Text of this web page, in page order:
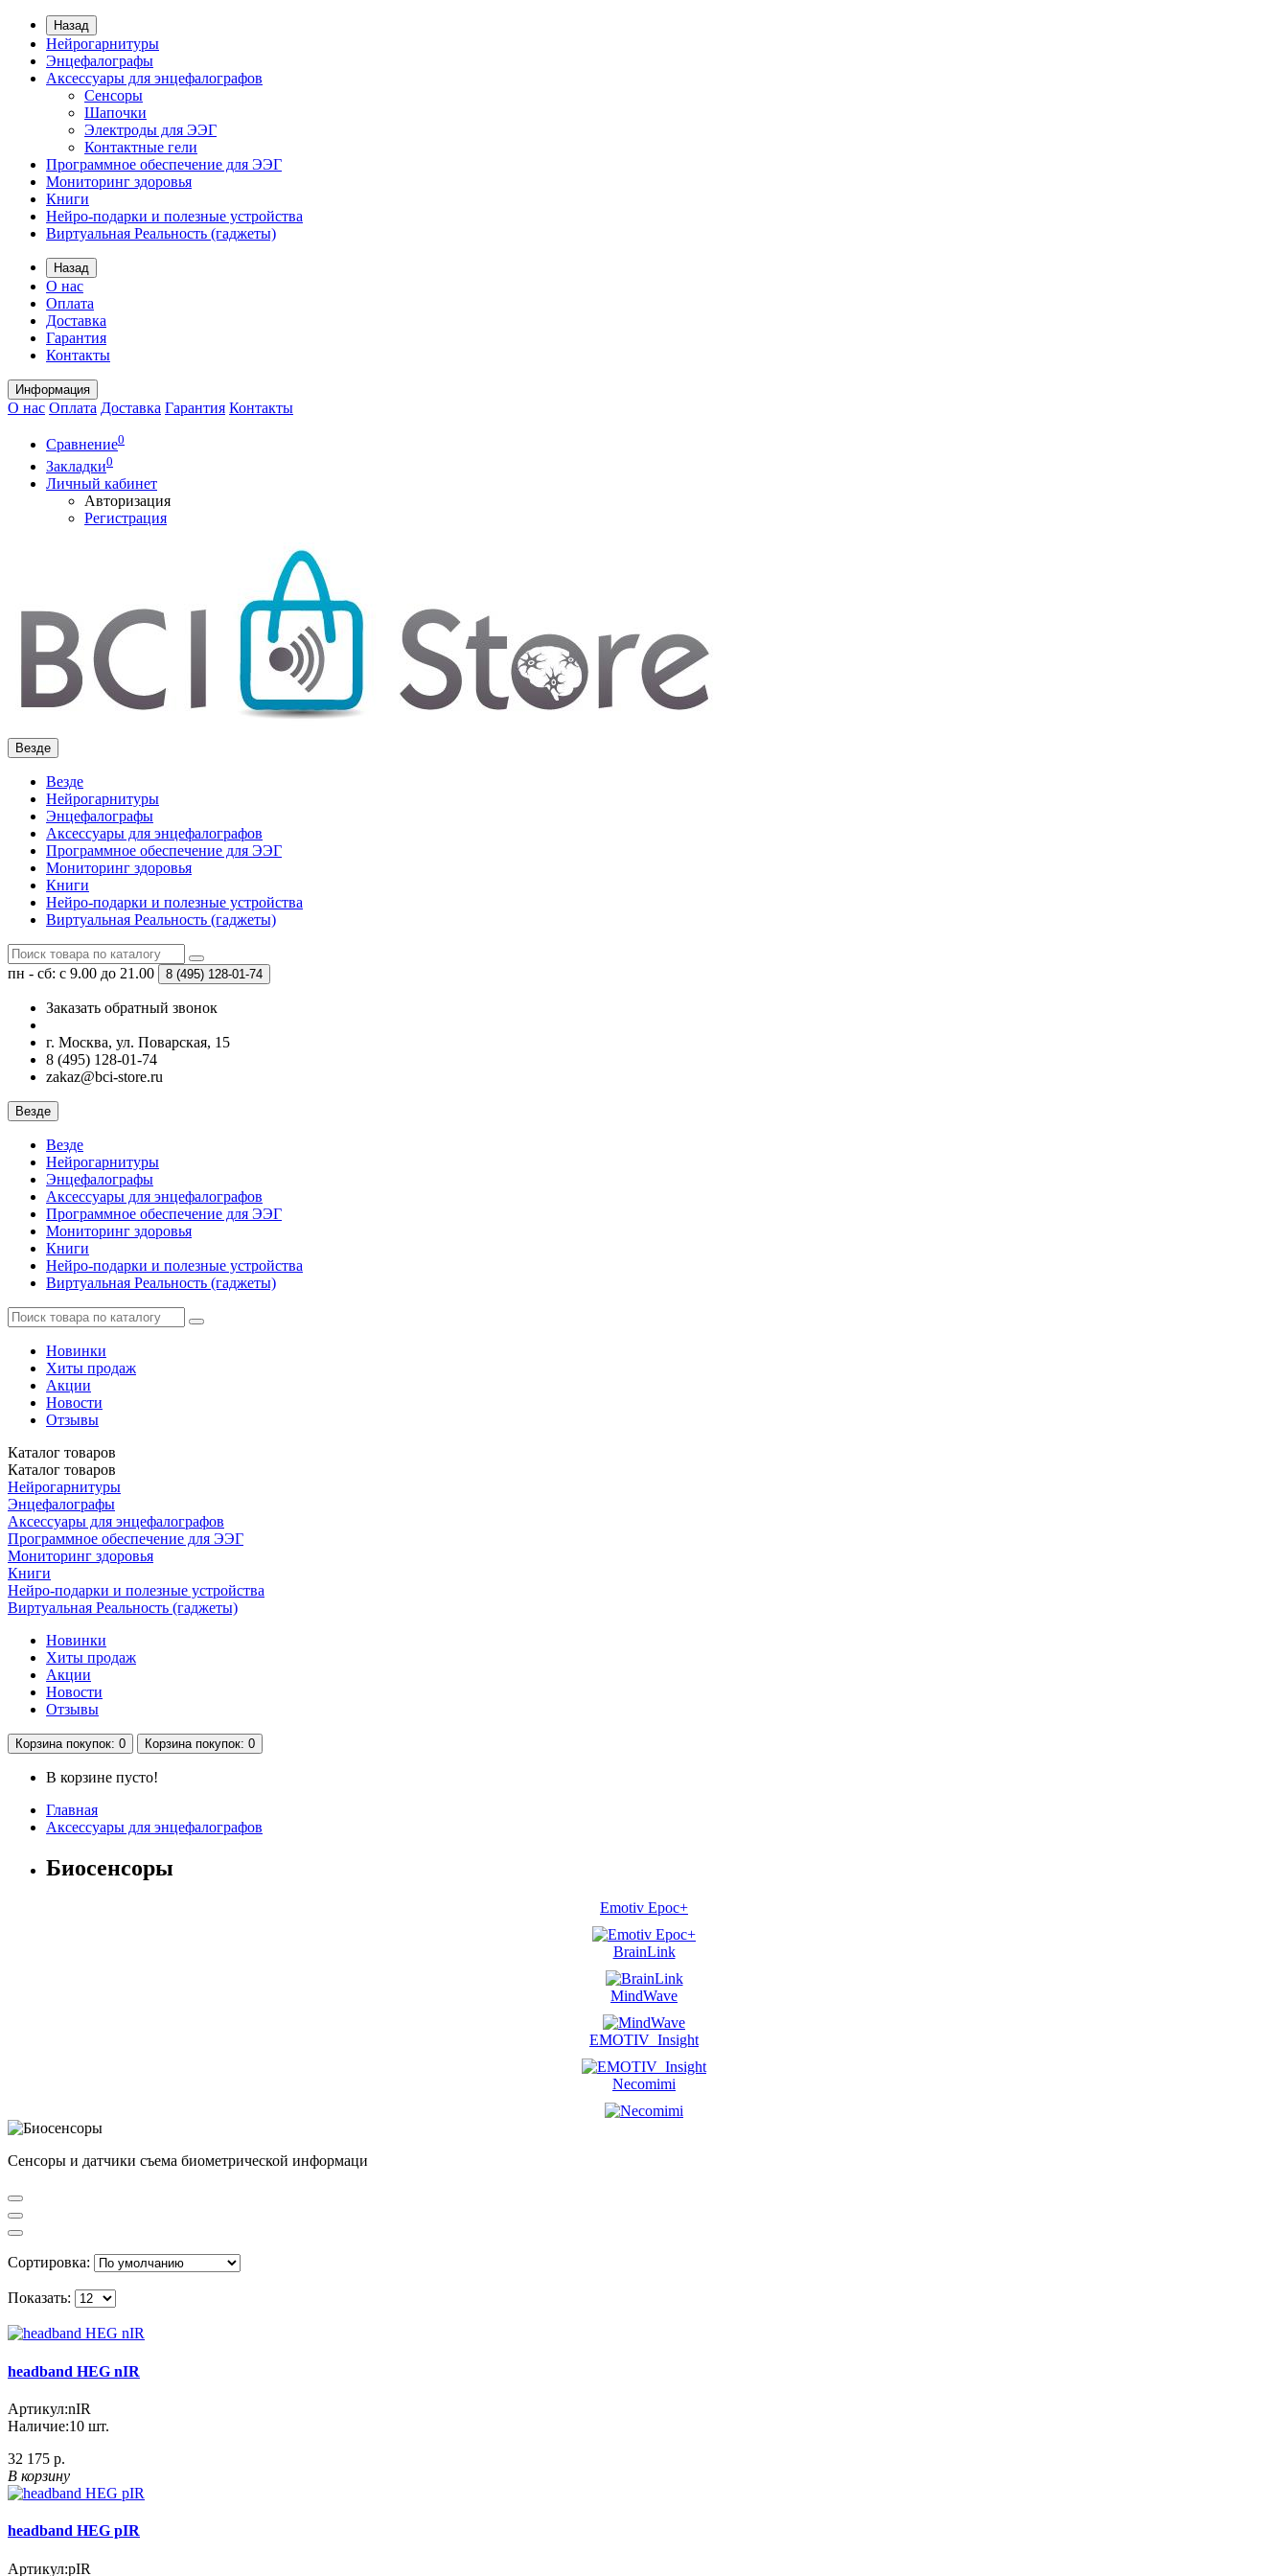
Назад
Нейрогарнитуры
Энцефалографы
Аксессуары для энцефалографов
Сенсоры
Шапочки
Электроды для ЭЭГ
Контактные гели
Программное обеспечение для ЭЭГ
Мониторинг здоровья
Книги
Нейро-подарки и полезные устройства
Виртуальная Реальность (гаджеты)
Назад
О нас
Оплата
Доставка
Гарантия
Контакты
Информация
О нас Оплата Доставка Гарантия Контакты
Сравнение0
Закладки0
Личный кабинет
Авторизация
Регистрация
Везде
Везде
Нейрогарнитуры
Энцефалографы
Аксессуары для энцефалографов
Программное обеспечение для ЭЭГ
Мониторинг здоровья
Книги
Нейро-подарки и полезные устройства
Виртуальная Реальность (гаджеты)
пн - сб: с 9.00 до 21.00 8 (495) 128-01-74
Заказать обратный звонок
г. Москва, ул. Поварская, 15
8 (495) 128-01-74
zakaz@bci-store.ru
Везде
Везде
Нейрогарнитуры
Энцефалографы
Аксессуары для энцефалографов
Программное обеспечение для ЭЭГ
Мониторинг здоровья
Книги
Нейро-подарки и полезные устройства
Виртуальная Реальность (гаджеты)
Новинки
Хиты продаж
Акции
Новости
Отзывы
Каталог товаров
Каталог товаров
Нейрогарнитуры
Энцефалографы
Аксессуары для энцефалографов
Программное обеспечение для ЭЭГ
Мониторинг здоровья
Книги
Нейро-подарки и полезные устройства
Виртуальная Реальность (гаджеты)
Новинки
Хиты продаж
Акции
Новости
Отзывы
Корзина покупок: 0 Корзина покупок: 0
В корзине пусто!
Главная
Аксессуары для энцефалографов
Биосенсоры
Emotiv Epoc+
BrainLink
MindWave
EMOTIV_Insight
Necomimi
Сенсоры и датчики съема биометрической информаци
Сортировка:
Показать:
headband HEG nIR
Артикул:nIR
Наличие:10 шт.
32 175 р.
В корзину
headband HEG pIR
Артикул:pIR